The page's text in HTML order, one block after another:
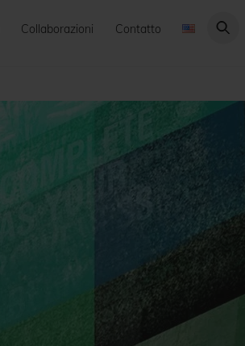
Collaborazioni Contatto